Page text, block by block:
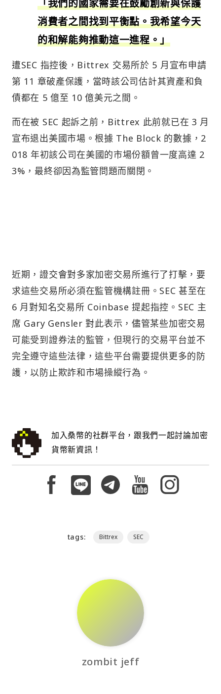
「我們的國家需要在鼓勵創新與保護
消費者之間找到平衡點。我希望今天
的和解能夠推動這一進程。」
遭SEC 指控後，Bittrex 交易所於 5 月宣布申請
第 11 章破產保護，當時該公司估計其資產和負
債都在 5 億至 10 億美元之間。
而在被 SEC 起訴之前，Bittrex 此前就已在 3 月
宣布退出美國市場。根據 The Block 的數據，2
018 年初該公司在美國的市場份額曾一度高達 2
3%，最終卻因為監管問題而關閉。
近期，證交會對多家加密交易所進行了打擊，要
求這些交易所必須在監管機構註冊。SEC 甚至在
6 月對知名交易所 Coinbase 提起指控。SEC 主
席 Gary Gensler 對此表示，儘管某些加密交易
可能受到證券法的監管，但現行的交易平台並不
完全遵守這些法律，這些平台需要提供更多的防
護，以防止欺詐和市場操縱行為。
加入桑幣的社群平台，跟我們一起討論加密
貨幣新資訊！
tags: Bittrex SEC
zombit jeff